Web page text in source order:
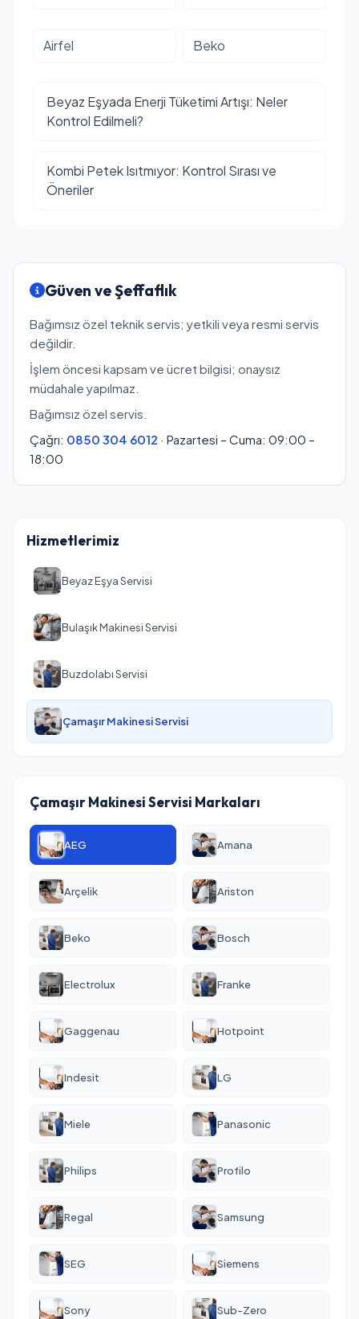
Airfel Beko
Beyaz Eşyada Enerji Tüketimi Artışı: Neler
Kontrol Edilmeli?
Kombi Petek Isıtmıyor: Kontrol Sırası ve
Öneriler
Güven ve Şeffaflık
Bağımsız özel teknik servis; yetkili veya resmi servis
değildir.
İşlem öncesi kapsam ve ücret bilgisi; onaysız
müdahale yapılmaz.
Bağımsız özel servis.
Çağrı: 0850 304 6012 · Pazartesi – Cuma: 09:00 –
18:00
Hizmetlerimiz
Beyaz Eşya Servisi
Bulaşık Makinesi Servisi
Buzdolabı Servisi
Çamaşır Makinesi Servisi
Çamaşır Makinesi Servisi Markaları
AEG Amana
Arçelik Ariston
Beko Bosch
Electrolux Franke
Gaggenau Hotpoint
Indesit LG
Miele Panasonic
Philips Profilo
Regal Samsung
SEG Siemens
Sony Sub-Zero